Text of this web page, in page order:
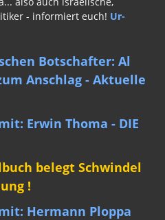
- informiert euch! Ur-
Botschafter: Al
Anschlag - Aktuelle
Erwin Thoma - DIE
belegt Schwindel
!
Hermann Ploppa